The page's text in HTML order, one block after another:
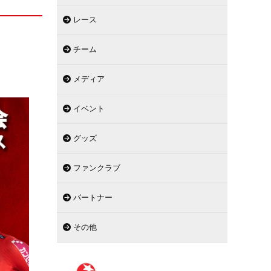
レース
チーム
メディア
イベント
グッズ
ファンクラブ
パートナー
その他